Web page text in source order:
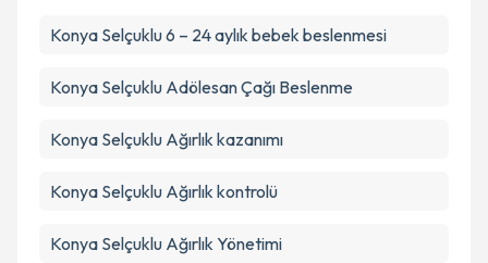
Konya Selçuklu 6 – 24 aylık bebek beslenmesi
Konya Selçuklu Adölesan Çağı Beslenme
Konya Selçuklu Ağırlık kazanımı
Konya Selçuklu Ağırlık kontrolü
Konya Selçuklu Ağırlık Yönetimi